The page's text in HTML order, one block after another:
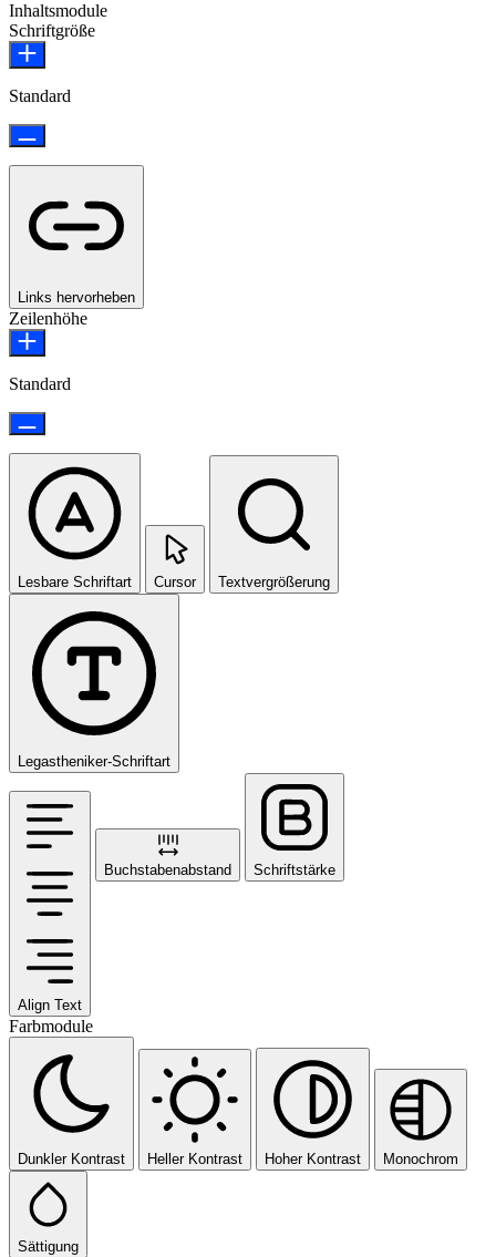
Inhaltsmodule
Schriftgröße
Standard
Links hervorheben
Zeilenhöhe
Standard
Lesbare Schriftart Cursor Textvergrößerung
Legastheniker-Schriftart
Align Text
Buchstabenabstand Schriftstärke
Farbmodule
Dunkler Kontrast Heller Kontrast Hoher Kontrast Monochrom
Sättigung